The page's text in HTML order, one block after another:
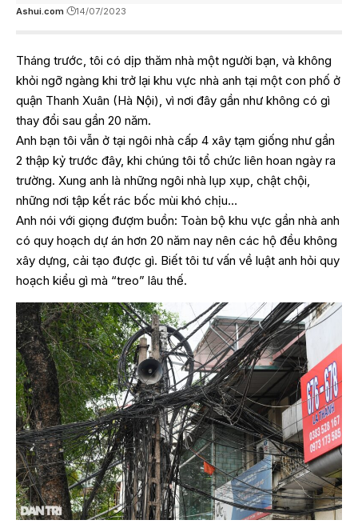
Ashui.com 14/07/2023
Tháng trước, tôi có dịp thăm nhà một người bạn, và không
khỏi ngỡ ngàng khi trở lại khu vực nhà anh tại một con phố ở
quận Thanh Xuân (Hà Nội), vì nơi đây gần như không có gì
thay đổi sau gần 20 năm.
Anh bạn tôi vẫn ở tại ngôi nhà cấp 4 xây tạm giống như gần
2 thập kỷ trước đây, khi chúng tôi tổ chức liên hoan ngày ra
trường. Xung anh là những ngôi nhà lụp xụp, chật chội,
những nơi tập kết rác bốc mùi khó chịu…
Anh nói với giọng đượm buồn: Toàn bộ khu vực gần nhà anh
có quy hoạch dự án hơn 20 năm nay nên các hộ đều không
xây dựng, cải tạo được gì. Biết tôi tư vấn về luật anh hỏi quy
hoạch kiểu gì mà “treo” lâu thế.